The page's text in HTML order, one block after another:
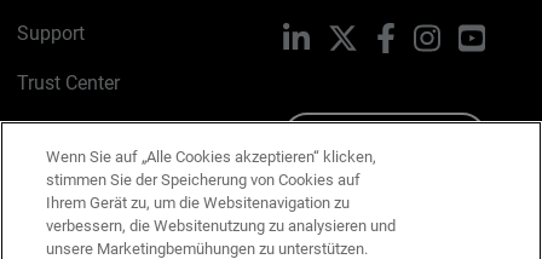
Support
Trust Center
Cookie-Richtlinie
Datenschutzrichtlinie
LinkedIn FacebookInstagram
Wenn Sie auf „Alle Cookies akzeptieren“ klicken,
stimmen Sie der Speicherung von Cookies auf
Ihrem Gerät zu, um die Websitenavigation zu
verbessern, die Websitenutzung zu analysieren und
unsere Marketingbemühungen zu unterstützen.